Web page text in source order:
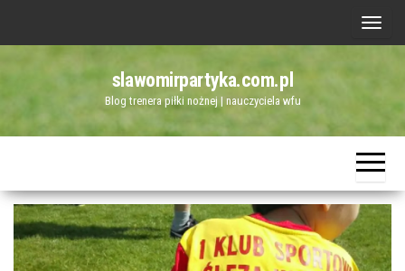
P
ą
c
z
a
slawomirpartyka.com.pl
Blog trenera piłki nożnej | nauczyciela wfu